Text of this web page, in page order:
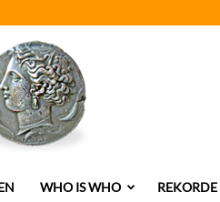
WHO IS WHO REKORDE